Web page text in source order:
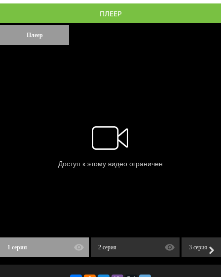
ПЛЕЕР
Плеер
1 серия 2 серия 3 серия